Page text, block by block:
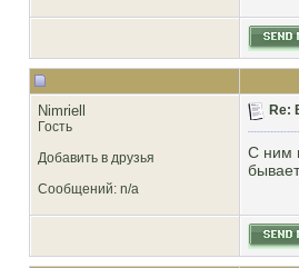
Nimriell
Гость
Добавить в друзья
Сообщений: n/a
Re:
С ним